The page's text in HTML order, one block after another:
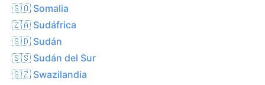
🇸🇴 Somalia
🇿🇦 Sudáfrica
🇸🇩 Sudán
🇸🇸 Sudán del Sur
🇸🇿 Swazilandia